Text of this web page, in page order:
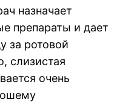
назначает
препараты и дает
за ротовой
слизистая
очень